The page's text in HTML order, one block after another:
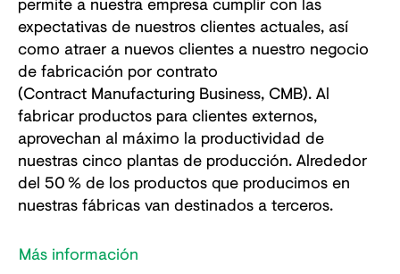
expectativas de nuestros clientes actuales, así
como atraer a nuevos clientes a nuestro negocio
de fabricación por contrato
(Contract Manufacturing Business, CMB). Al
fabricar productos para clientes externos,
aprovechan al máximo la productividad de
nuestras cinco plantas de producción. Alrededor
del 50 % de los productos que producimos en
nuestras fábricas van destinados a terceros.
Más información